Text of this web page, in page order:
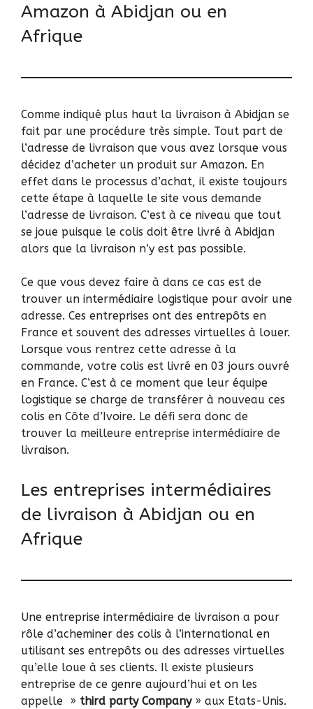
Amazon à Abidjan ou en
Afrique
Comme indiqué plus haut la livraison à Abidjan se
fait par une procédure très simple. Tout part de
l’adresse de livraison que vous avez lorsque vous
décidez d’acheter un produit sur Amazon. En
effet dans le processus d’achat, il existe toujours
cette étape à laquelle le site vous demande
l’adresse de livraison. C’est à ce niveau que tout
se joue puisque le colis doit être livré à Abidjan
alors que la livraison n’y est pas possible.
Ce que vous devez faire à dans ce cas est de
trouver un intermédiaire logistique pour avoir une
adresse. Ces entreprises ont des entrepôts en
France et souvent des adresses virtuelles à louer.
Lorsque vous rentrez cette adresse à la
commande, votre colis est livré en 03 jours ouvré
en France. C’est à ce moment que leur équipe
logistique se charge de transférer à nouveau ces
colis en Côte d’Ivoire. Le défi sera donc de
trouver la meilleure entreprise intermédiaire de
livraison.
Les entreprises intermédiaires
de livraison à Abidjan ou en
Afrique
Une entreprise intermédiaire de livraison a pour
rôle d’acheminer des colis à l’international en
utilisant ses entrepôts ou des adresses virtuelles
qu’elle loue à ses clients. Il existe plusieurs
entreprise de ce genre aujourd’hui et on les
appelle » third party Company» aux Etats-Unis.